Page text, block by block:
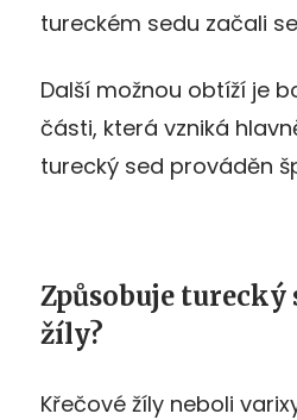
tureckém sedu začali
Další možnou obtíží je
části, která vzniká
turecký sed prováděn
Způsobuje turecký
žíly?
Křečové žíly neboli